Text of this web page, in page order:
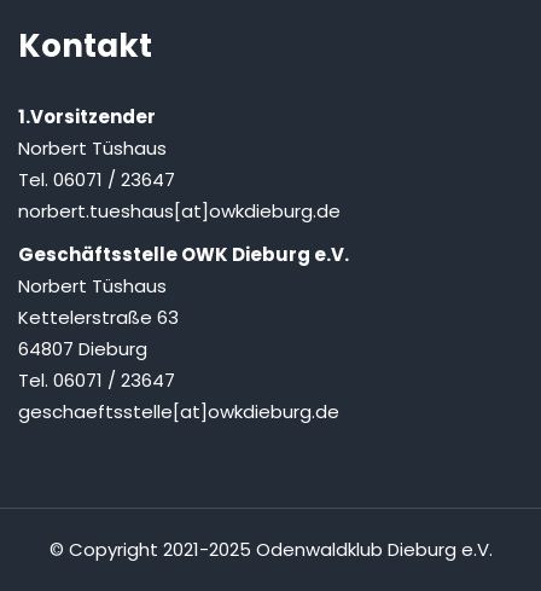
Kontakt
1.Vorsitzender
Norbert Tüshaus
Tel. 06071 / 23647
norbert.tueshaus[at]owkdieburg.de
Geschäftsstelle OWK Dieburg e.V.
Norbert Tüshaus
Kettelerstraße 63
64807 Dieburg
Tel. 06071 / 23647
geschaeftsstelle[at]owkdieburg.de
© Copyright 2021-2025 Odenwaldklub Dieburg e.V.